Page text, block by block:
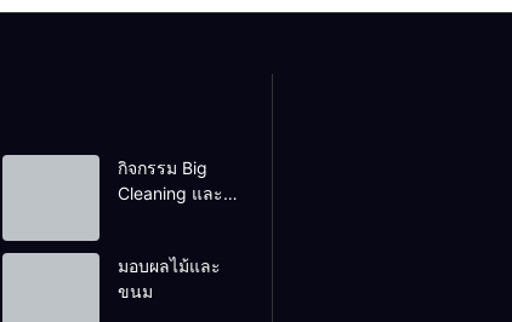
กิจกรรม Big
Cleaning และ
มอบผลไม้และ
ขนม